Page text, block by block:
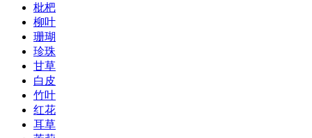
枇杷
柳叶
珊瑚
珍珠
甘草
白皮
竹叶
红花
耳草